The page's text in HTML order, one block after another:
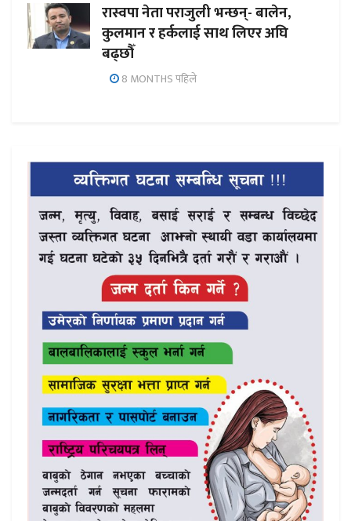
रास्वपा नेता पराजुली भन्छन्- बालेन,
कुलमान र हर्कलाई साथ लिएर अघि
बढ्छौँ
8 MONTHS पहिले